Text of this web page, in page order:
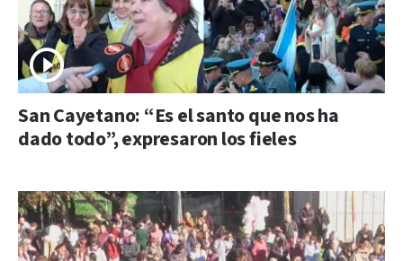
San Cayetano: “Es el santo que nos ha
dado todo”, expresaron los fieles